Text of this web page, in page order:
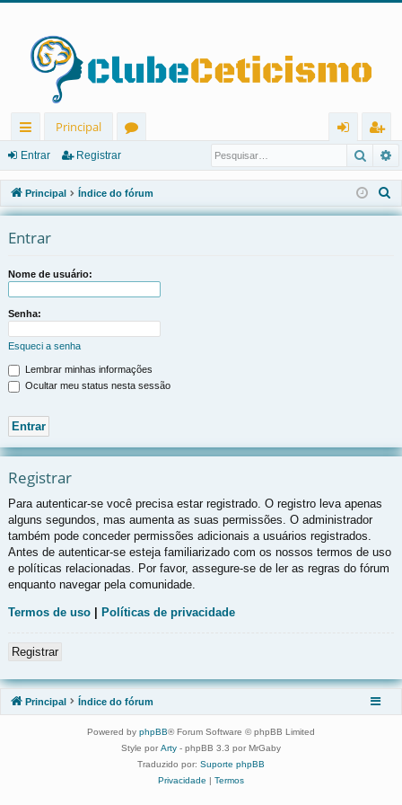
in
ks
rá
pi
os
Principal
u
ns
ra
r
eg
ist
ra
Entrar Registrar
Principal Índice do fórum
e
Entrar
Nome de usuário:
Senha:
Esqueci a senha
Lembrar minhas informações
Ocultar meu status nesta sessão
Registrar
Para autenticar-se você precisa estar registrado. O registro leva apenas
alguns segundos, mas aumenta as suas permissões. O administrador
também pode conceder permissões adicionais a usuários registrados.
Antes de autenticar-se esteja familiarizado com os nossos termos de uso
e políticas relacionadas. Por favor, assegure-se de ler as regras do fórum
enquanto navegar pela comunidade.
Termos de uso Políticas de privacidade
Registrar
Principal Índice do fórum
Powered by phpBB® Forum Software © phpBB Limited
Style por Arty - phpBB 3.3 por MrGaby
Traduzido por: Suporte phpBB
Privacidade | Termos